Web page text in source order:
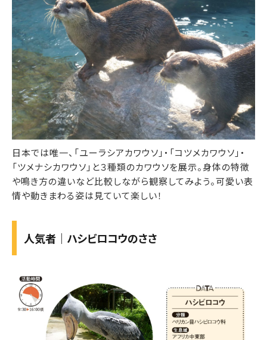
日本では唯一、「ユーラシアカワウソ」・「コツメカワウソ」・
「ツメナシカワウソ」と３種類のカワウソを展示。身体の特徴
や鳴き方の違いなど比較しながら観察してみよう。可愛い表
情や動きまわる姿は見ていて楽しい！
人気者｜ハシビロコウのささ